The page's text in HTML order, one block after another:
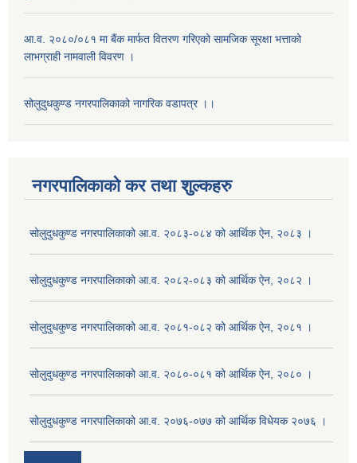
आ.व. २०८०/०८१ मा बैंक मार्फत वितरण गरिएको सामजिक सूरक्षा भत्ताको
लाभग्राही नामवाली विवरण ।
सोलुदुधकुण्ड नगरपालिकाको नागरिक वडापत्र ।।
नगरपालिकाको कर तथा शुल्कहरु
सोलुदुधकुण्ड नगरपालिकाको आ.व. २०८३-०८४ को आर्थिक ऐन, २०८३ ।
सोलुदुधकुण्ड नगरपालिकाको आ.व. २०८२-०८३ को आर्थिक ऐन, २०८२ ।
सोलुदुधकुण्ड नगरपालिकाको आ.व. २०८१-०८२ को आर्थिक ऐन, २०८१ ।
सोलुदुधकुण्ड नगरपालिकाको आ.व. २०८०-०८१ को आर्थिक ऐन, २०८० ।
सोलुदुधकुण्ड नगरपालिकाको आ.व. २०७६-०७७ को आर्थिक विधेयक २०७६ ।